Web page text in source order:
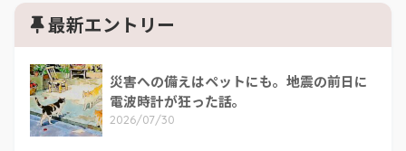
最新エントリー
災害への備えはペットにも。地震の前日に
電波時計が狂った話。
2026/07/30